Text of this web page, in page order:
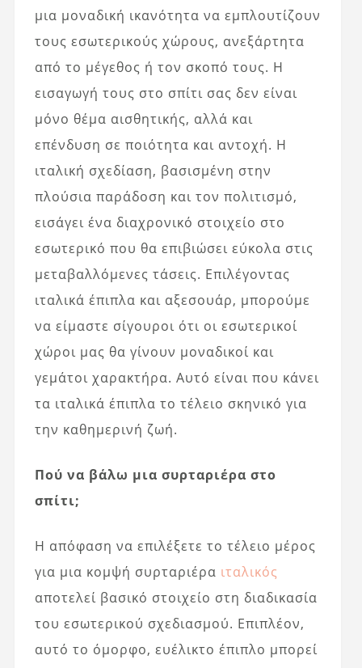
μια μοναδική ικανότητα να εμπλουτίζουν
τους εσωτερικούς χώρους, ανεξάρτητα
από το μέγεθος ή τον σκοπό τους. Η
εισαγωγή τους στο σπίτι σας δεν είναι
μόνο θέμα αισθητικής, αλλά και
επένδυση σε ποιότητα και αντοχή. Η
ιταλική σχεδίαση, βασισμένη στην
πλούσια παράδοση και τον πολιτισμό,
εισάγει ένα διαχρονικό στοιχείο στο
εσωτερικό που θα επιβιώσει εύκολα στις
μεταβαλλόμενες τάσεις. Επιλέγοντας
ιταλικά έπιπλα και αξεσουάρ, μπορούμε
να είμαστε σίγουροι ότι οι εσωτερικοί
χώροι μας θα γίνουν μοναδικοί και
γεμάτοι χαρακτήρα. Αυτό είναι που κάνει
τα ιταλικά έπιπλα το τέλειο σκηνικό για
την καθημερινή ζωή.
Πού να βάλω μια συρταριέρα στο
σπίτι;
Η απόφαση να επιλέξετε το τέλειο μέρος
για μια κομψή συρταριέρα ιταλικός
αποτελεί βασικό στοιχείο στη διαδικασία
του εσωτερικού σχεδιασμού. Επιπλέον,
αυτό το όμορφο, ευέλικτο έπιπλο μπορεί